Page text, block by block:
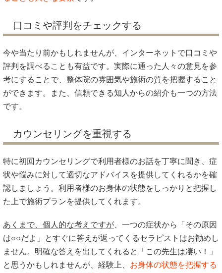
口コミや評判をチェックする
今や当たり前かもしれませんが、インターネットで口コミや
評判を調べることも有益です。実際に通った人々の意見を参
考にすることで、整体院の雰囲気や施術の質を把握すること
ができます。また、信頼できる知人からの紹介も一つの方法
です。
カウンセリングを重視する
特に初回カウンセリングで利用者様のお話を丁寧に聞き、症
状や悩みに対して適切なアドバイスを提供してくれるかを確
認しましょう。利用者様のお身体の状態をしっかりと把握し
た上で施術プランを提供してくれます。
あくまで、個人的な考えですが 、一つの症状から「その原因
は○○だよ」とすぐに答えが返ってくるセラピストはお勧めし
ません。明確な答えを出してくれると「この先生は凄い！」
と思うかもしれませんが、経験上、 お身体の状態を把握する